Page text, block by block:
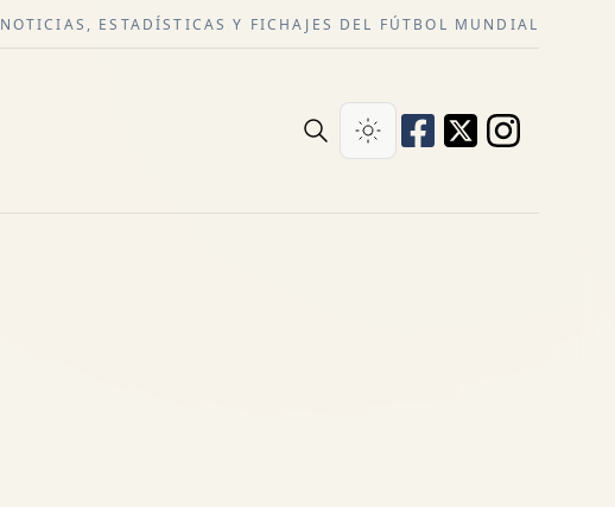
NOTICIAS, ESTADÍSTICAS Y FICHAJES DEL FÚTBOL MUNDIAL